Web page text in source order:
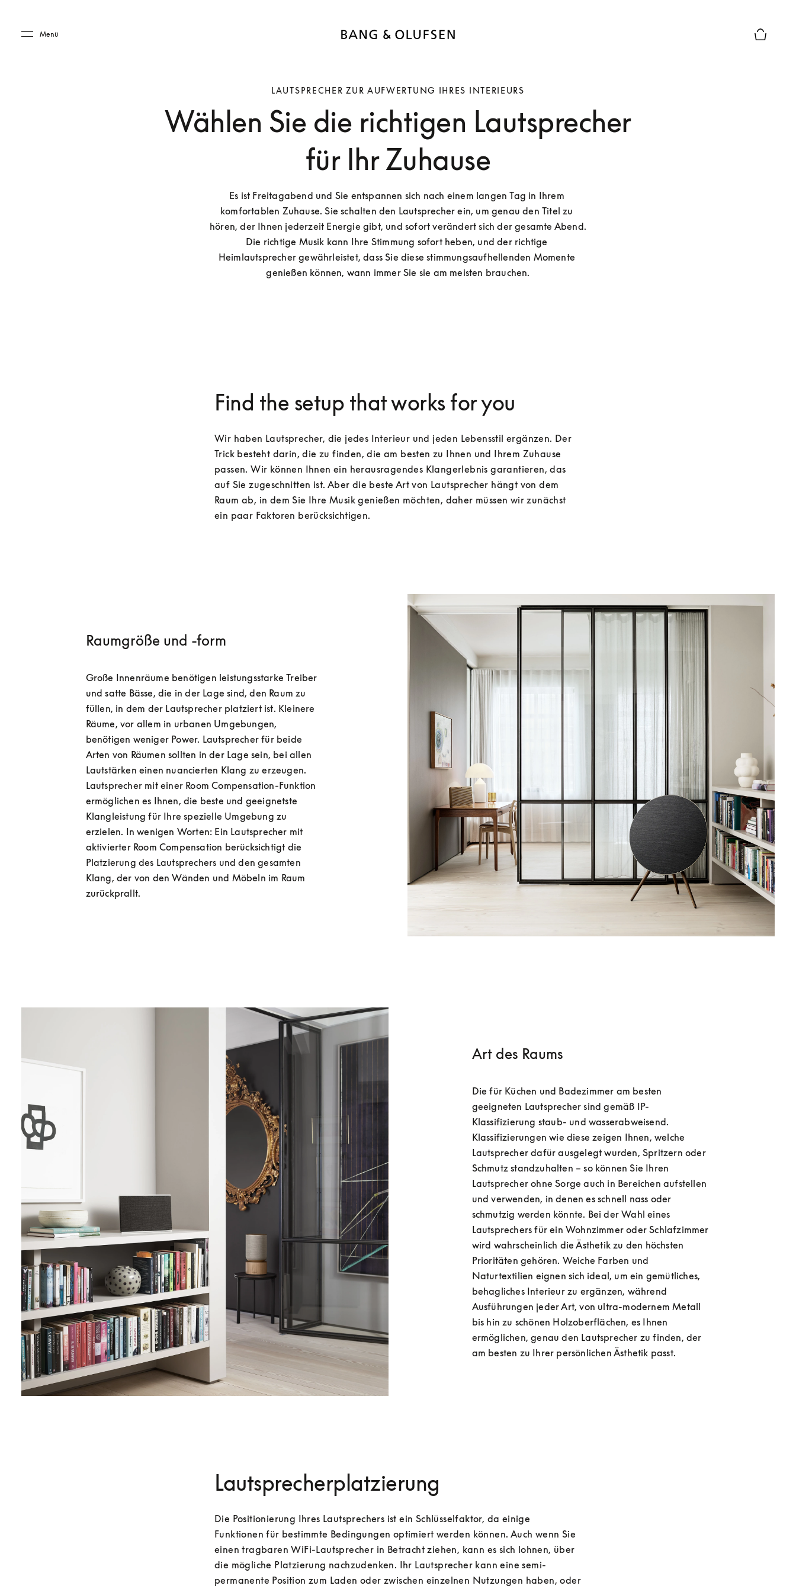
Menü
LAUTSPRECHER ZUR AUFWERTUNG IHRES INTERIEURS
Wählen Sie die richtigen Lautsprecher
für Ihr Zuhause
Es ist Freitagabend und Sie entspannen sich nach einem langen Tag in Ihrem
komfortablen Zuhause. Sie schalten den Lautsprecher ein, um genau den Titel zu
hören, der Ihnen jederzeit Energie gibt, und sofort verändert sich der gesamte Abend.
Die richtige Musik kann Ihre Stimmung sofort heben, und der richtige
Heimlautsprecher gewährleistet, dass Sie diese stimmungsaufhellenden Momente
genießen können, wann immer Sie sie am meisten brauchen.
Find the setup that works for you
Wir haben Lautsprecher, die jedes Interieur und jeden Lebensstil ergänzen. Der
Trick besteht darin, die zu finden, die am besten zu Ihnen und Ihrem Zuhause
passen. Wir können Ihnen ein herausragendes Klangerlebnis garantieren, das
auf Sie zugeschnitten ist. Aber die beste Art von Lautsprecher hängt von dem
Raum ab, in dem Sie Ihre Musik genießen möchten, daher müssen wir zunächst
ein paar Faktoren berücksichtigen.
Raumgröße und -form
Große Innenräume benötigen leistungsstarke Treiber
und satte Bässe, die in der Lage sind, den Raum zu
füllen, in dem der Lautsprecher platziert ist. Kleinere
Räume, vor allem in urbanen Umgebungen,
benötigen weniger Power. Lautsprecher für beide
Arten von Räumen sollten in der Lage sein, bei allen
Lautstärken einen nuancierten Klang zu erzeugen.
Lautsprecher mit einer Room Compensation-Funktion
ermöglichen es Ihnen, die beste und geeignetste
Klangleistung für Ihre spezielle Umgebung zu
erzielen. In wenigen Worten: Ein Lautsprecher mit
aktivierter Room Compensation berücksichtigt die
Platzierung des Lautsprechers und den gesamten
Klang, der von den Wänden und Möbeln im Raum
zurückprallt.
Art des Raums
Die für Küchen und Badezimmer am besten
geeigneten Lautsprecher sind gemäß IP-
Klassifizierung staub- und wasserabweisend.
Klassifizierungen wie diese zeigen Ihnen, welche
Lautsprecher dafür ausgelegt wurden, Spritzern oder
Schmutz standzuhalten – so können Sie Ihren
Lautsprecher ohne Sorge auch in Bereichen aufstellen
und verwenden, in denen es schnell nass oder
schmutzig werden könnte. Bei der Wahl eines
Lautsprechers für ein Wohnzimmer oder Schlafzimmer
wird wahrscheinlich die Ästhetik zu den höchsten
Prioritäten gehören. Weiche Farben und
Naturtextilien eignen sich ideal, um ein gemütliches,
behagliches Interieur zu ergänzen, während
Ausführungen jeder Art, von ultra-modernem Metall
bis hin zu schönen Holzoberflächen, es Ihnen
ermöglichen, genau den Lautsprecher zu finden, der
am besten zu Ihrer persönlichen Ästhetik passt.
Lautsprecherplatzierung
Die Positionierung Ihres Lautsprechers ist ein Schlüsselfaktor, da einige
Funktionen für bestimmte Bedingungen optimiert werden können. Auch wenn Sie
einen tragbaren WiFi-Lautsprecher in Betracht ziehen, kann es sich lohnen, über
die mögliche Platzierung nachzudenken. Ihr Lautsprecher kann eine semi-
permanente Position zum Laden oder zwischen einzelnen Nutzungen haben, oder